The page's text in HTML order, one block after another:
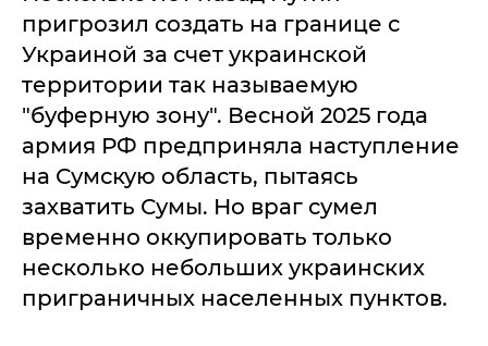
пригрозил создать на границе с
Украиной за счет украинской
территории так называемую
"буферную зону". Весной 2025 года
армия РФ предприняла наступление
на Сумскую область, пытаясь
захватить Сумы. Но враг сумел
временно оккупировать только
несколько небольших украинских
приграничных населенных пунктов.